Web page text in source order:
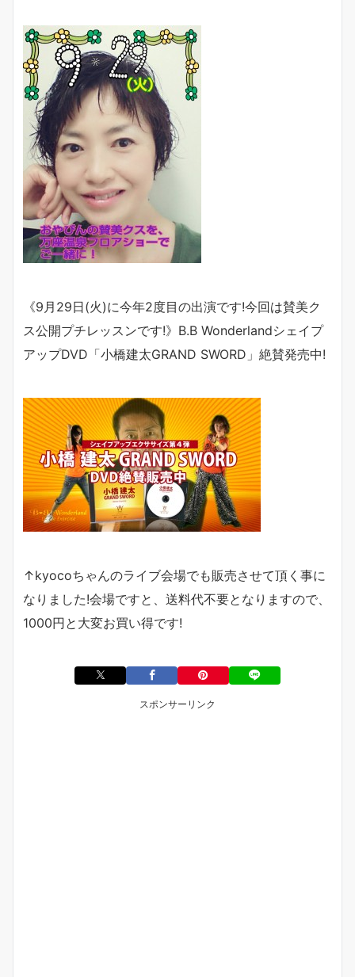
《9月29日(火)に今年2度目の出演です!今回は賛美ク
ス公開プチレッスンです!》 B.B Wonderlandシェイプ
アップDVD 「小橋建太GRAND SWORD 」絶賛発売中!
↑kyocoちゃんのライブ会場でも販売させて頂く事に
なりました!会場ですと、送料代不要となりますので、
1000円と大変お買い得です!
スポンサーリンク